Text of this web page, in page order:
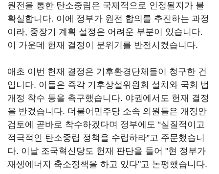
원전을 통한 탄소중립은 국제적으로 인정될지가 불
확실합니다. 이에 정부가 원전 합의를 추진하는 과정
이라, 중장기 계획 설정은 어려운 부분이 있습니다.
이 가운데 헌재 결정이 분위기를 반전시켰습니다.
애초 이번 헌재 결정은 기후환경단체들이 청구한 건
입니다. 이들은 즉각 기후상설위원회 설치와 국회 법
개정 착수 등을 촉구했습니다. 야권에서도 헌재 결정
을 반겼습니다. 더불어민주당 소속 의원들은 개정안
검토에 곧바로 착수하겠다며 정부에도 “실질적이고
적극적인 탄소중립 정책을 수립하라”고 주문했습니
다. 이날 조국혁신당도 헌재 판단을 들어 "현 정부가
재생에너지 축소정책을 하고 있다"고 논평했습니다.